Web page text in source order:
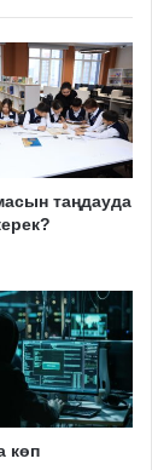
таңдауда
көп